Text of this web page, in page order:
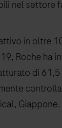
nel settore
in oltre
Roche ha
di